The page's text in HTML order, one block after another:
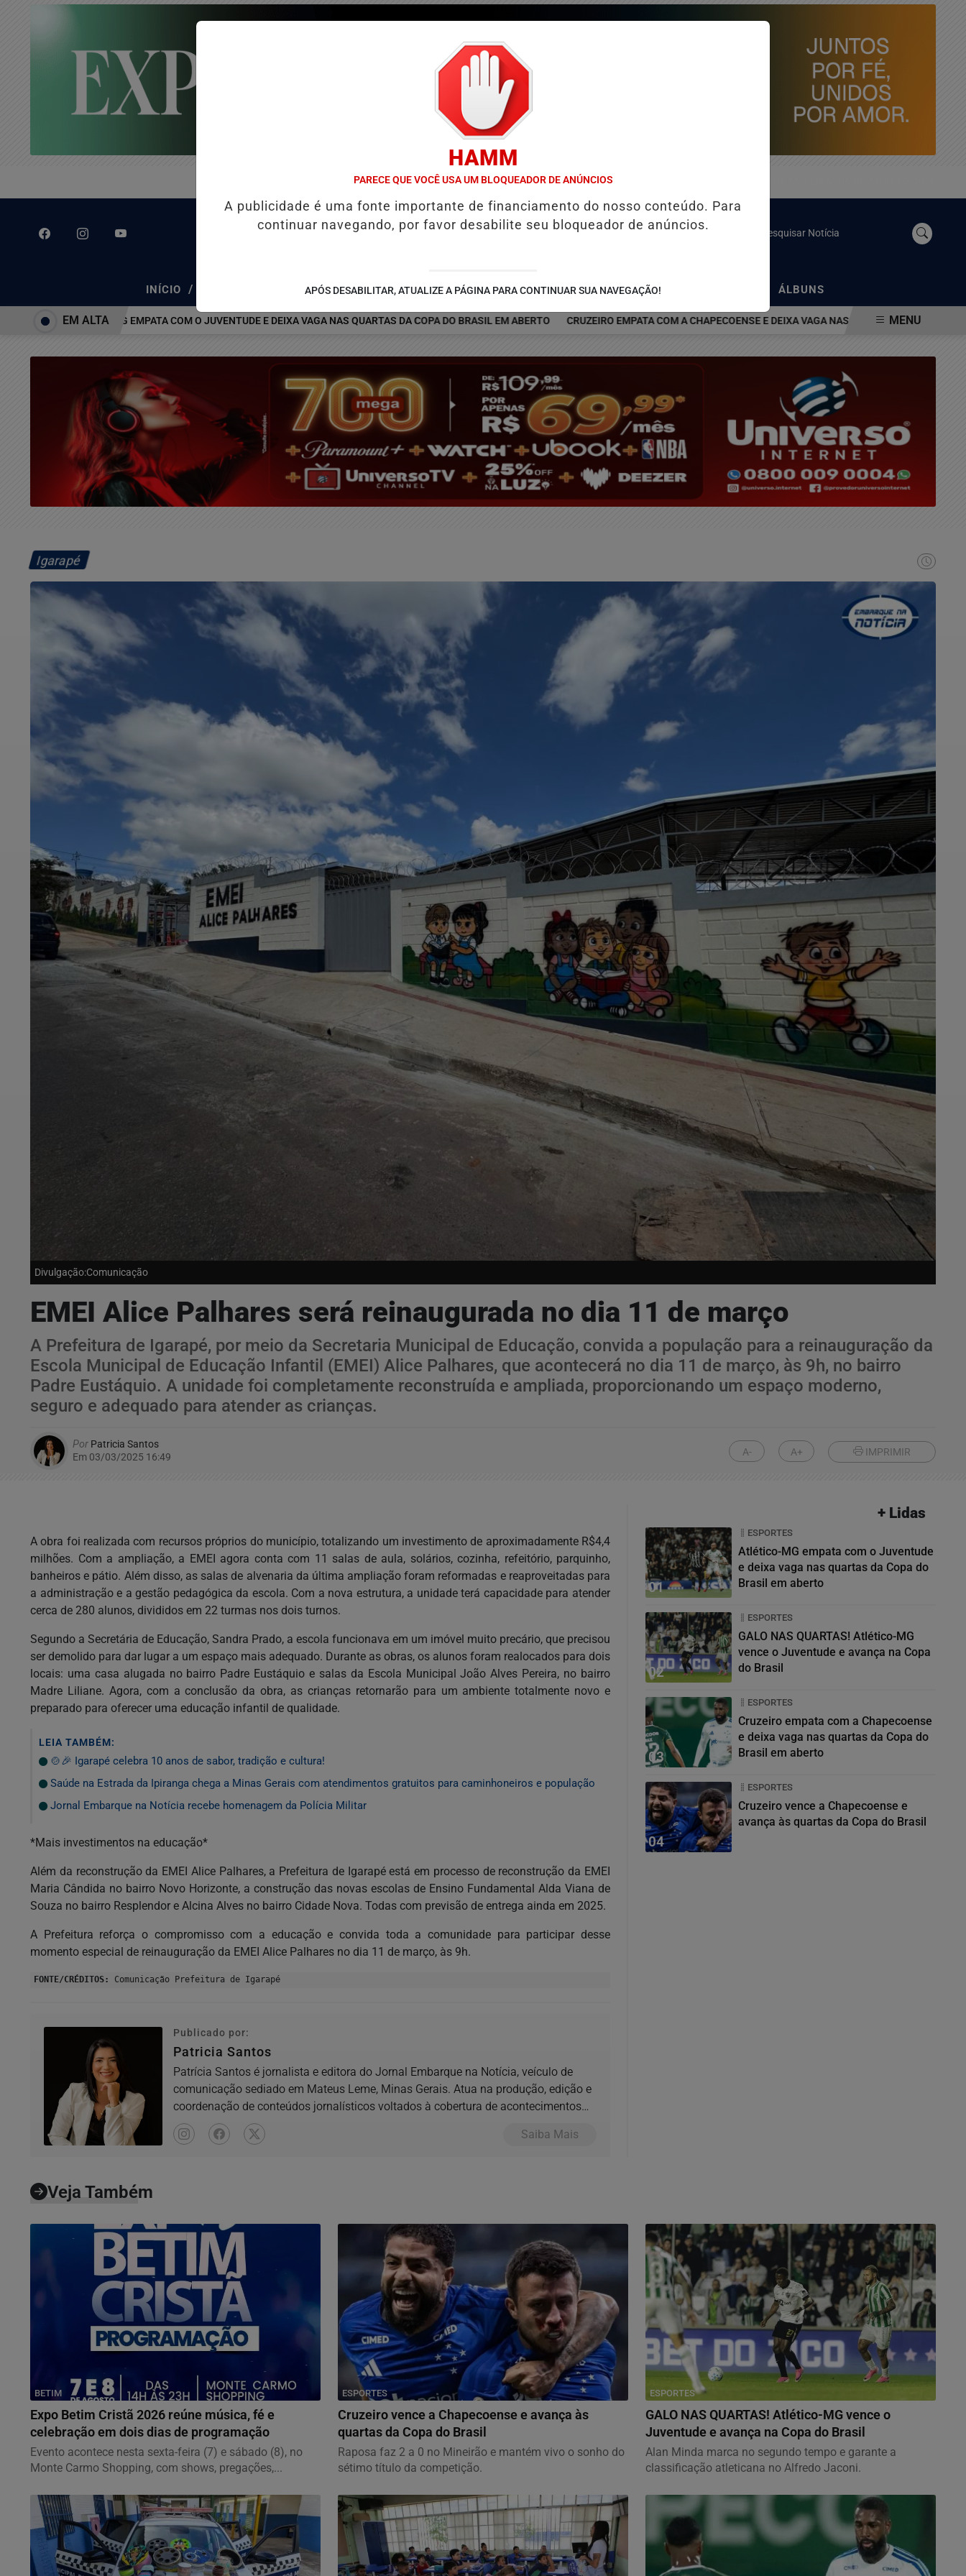
Pesquisar Notícia
INÍCIO / COLUNAS / GUIA COMERCIAL / EDIÇÕES / NOTÍCIAS / NOSSO YOUTUBE ÁLBUNS
ATLÉTICO-MG EMPATA COM O JUVENTUDE E DEIXA VAGA NAS QUARTAS DA COPA DO BRASIL EM ABERTO CRUZEIRO EMPATA COM A CHAPECOENSE E DEIXA VAGA NAS QUARTAS DA COPA DO BRASIL
EM ALTA MENU
Igarapé
Divulgação:Comunicação
EMEI Alice Palhares será reinaugurada no dia 11 de março
A Prefeitura de Igarapé, por meio da Secretaria Municipal de Educação, convida a população para a reinauguração da
Escola Municipal de Educação Infantil (EMEI) Alice Palhares, que acontecerá no dia 11 de março, às 9h, no bairro
Padre Eustáquio. A unidade foi completamente reconstruída e ampliada, proporcionando um espaço moderno,
seguro e adequado para atender as crianças.
Por Patricia Santos
Em 03/03/2025 16:49
A- A+ IMPRIMIR
A obra foi realizada com recursos próprios do município, totalizando um investimento de aproximadamente R$4,4
milhões. Com a ampliação, a EMEI agora conta com 11 salas de aula, solários, cozinha, refeitório, parquinho,
banheiros e pátio. Além disso, as salas de alvenaria da última ampliação foram reformadas e reaproveitadas para
a administração e a gestão pedagógica da escola. Com a nova estrutura, a unidade terá capacidade para atender
cerca de 280 alunos, divididos em 22 turmas nos dois turnos.
Segundo a Secretária de Educação, Sandra Prado, a escola funcionava em um imóvel muito precário, que precisou
ser demolido para dar lugar a um espaço mais adequado. Durante as obras, os alunos foram realocados para dois
locais: uma casa alugada no bairro Padre Eustáquio e salas da Escola Municipal João Alves Pereira, no bairro
Madre Liliane. Agora, com a conclusão da obra, as crianças retornarão para um ambiente totalmente novo e
preparado para oferecer uma educação infantil de qualidade.
LEIA TAMBÉM:
🍲🎉 Igarapé celebra 10 anos de sabor, tradição e cultura!
Saúde na Estrada da Ipiranga chega a Minas Gerais com atendimentos gratuitos para caminhoneiros e população
Jornal Embarque na Notícia recebe homenagem da Polícia Militar
*Mais investimentos na educação*
Além da reconstrução da EMEI Alice Palhares, a Prefeitura de Igarapé está em processo de reconstrução da EMEI
Maria Cândida no bairro Novo Horizonte, a construção das novas escolas de Ensino Fundamental Alda Viana de
Souza no bairro Resplendor e Alcina Alves no bairro Cidade Nova. Todas com previsão de entrega ainda em 2025.
A Prefeitura reforça o compromisso com a educação e convida toda a comunidade para participar desse
momento especial de reinauguração da EMEI Alice Palhares no dia 11 de março, às 9h.
FONTE/CRÉDITOS: Comunicação Prefeitura de Igarapé
Publicado por:
Patricia Santos
Patrícia Santos é jornalista e editora do Jornal Embarque na Notícia, veículo de
comunicação sediado em Mateus Leme, Minas Gerais. Atua na produção, edição e
coordenação de conteúdos jornalísticos voltados à cobertura de acontecimentos
locais,...
Saiba Mais
+ Lidas
01
ESPORTES
Atlético-MG empata com o Juventude
e deixa vaga nas quartas da Copa do
Brasil em aberto
02
ESPORTES
GALO NAS QUARTAS! Atlético-MG
vence o Juventude e avança na Copa
do Brasil
03
ESPORTES
Cruzeiro empata com a Chapecoense
e deixa vaga nas quartas da Copa do
Brasil em aberto
04
ESPORTES
Cruzeiro vence a Chapecoense e
avança às quartas da Copa do Brasil
Veja Também
BETIM
Expo Betim Cristã 2026 reúne música, fé e
celebração em dois dias de programação
Evento acontece nesta sexta-feira (7) e sábado (8), no
Monte Carmo Shopping, com shows, pregações,...
ESPORTES
Cruzeiro vence a Chapecoense e avança às
quartas da Copa do Brasil
Raposa faz 2 a 0 no Mineirão e mantém vivo o sonho do
sétimo título da competição.
ESPORTES
GALO NAS QUARTAS! Atlético-MG vence o
Juventude e avança na Copa do Brasil
Alan Minda marca no segundo tempo e garante a
classificação atleticana no Alfredo Jaconi.
HAMM
PARECE QUE VOCÊ USA UM BLOQUEADOR DE ANÚNCIOS
A publicidade é uma fonte importante de financiamento do nosso conteúdo. Para
continuar navegando, por favor desabilite seu bloqueador de anúncios.
APÓS DESABILITAR, ATUALIZE A PÁGINA PARA CONTINUAR SUA NAVEGAÇÃO!